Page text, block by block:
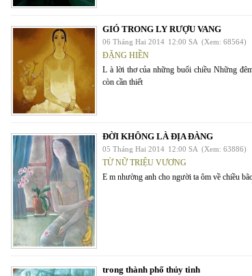
GIÓ TRONG LY RƯỢU VANG
06 Tháng Hai 2014 12:00 SA (Xem: 68564)
ĐẶNG HIỀN
L à lời thơ của những buổi chiều Những
còn cần thiết
ĐỜI KHÔNG LÀ ĐỊA ĐÀNG
05 Tháng Hai 2014 12:00 SA (Xem: 63886)
TỪ NỮ TRIỆU VƯƠNG
E m nhường anh cho người ta ôm về chiều
trong thành phố thủy tinh